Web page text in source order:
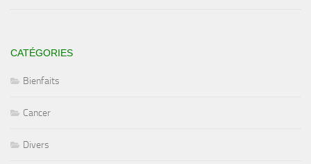
CATÉGORIES
Bienfaits
Cancer
Divers